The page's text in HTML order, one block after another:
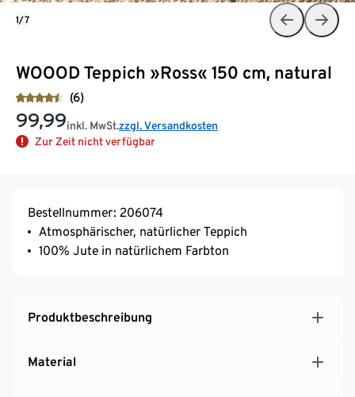
WOOOD Teppich »Ross« 150 cm, natural
(6)
99,99inkl. MwSt.zzgl. Versandkosten
Zur Zeit nicht verfügbar
1/7
Bestellnummer: 206074
Atmosphärischer, natürlicher Teppich
100% Jute in natürlichem Farbton
Produktbeschreibung
Material